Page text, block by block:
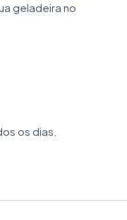
geladeira no
os dias.